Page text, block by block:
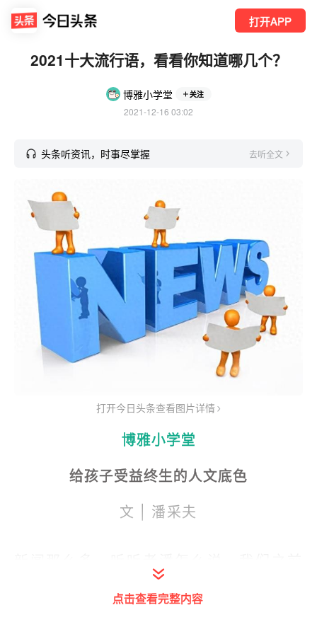
打开APP
2021十大流行语，看看你知道哪几个？
博雅小学堂 关注
2021-12-16 03:02
头条听资讯，时事尽掌握 去听全文
打开今日头条查看图片详情
博雅小学堂
给孩子受益终生的人文底色
文 | 潘采夫
盘点了十大国内新闻，十大国际新闻，这
次我们讲轻松一点的，各种各样的，经
点击查看完整内容